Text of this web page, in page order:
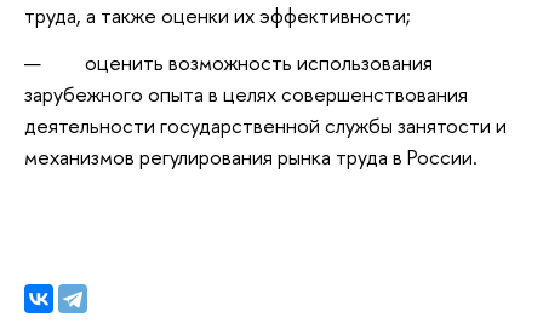
труда, а также оценки их эффективности;
оценить возможность использования
зарубежного опыта в целях совершенствования
деятельности государственной службы занятости и
механизмов регулирования рынка труда в России.